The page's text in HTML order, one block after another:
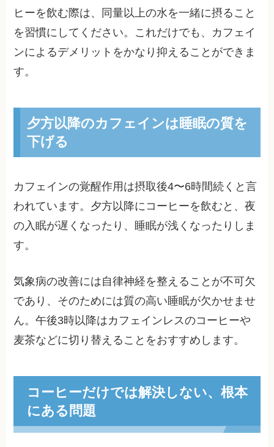
ヒーを飲む際は、同量以上の水を一緒に摂ること
を習慣にしてください。これだけでも、カフェイ
ンによるデメリットをかなり抑えることができま
す。
夕方以降のカフェインは睡眠の質を
下げる
カフェインの覚醒作用は摂取後4〜6時間続くと言
われています。夕方以降にコーヒーを飲むと、夜
の入眠が遅くなったり、睡眠が浅くなったりしま
す。
気象病の改善には自律神経を整えることが不可欠
であり、そのためには質の高い睡眠が欠かせませ
ん。午後3時以降はカフェインレスのコーヒーや
麦茶などに切り替えることをおすすめします。
コーヒーだけでは解決しない、根本
にある問題